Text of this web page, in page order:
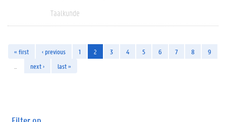
Taalkunde
« first ‹ previous 1 2 3 4 5 6 7 8
9
next › last »